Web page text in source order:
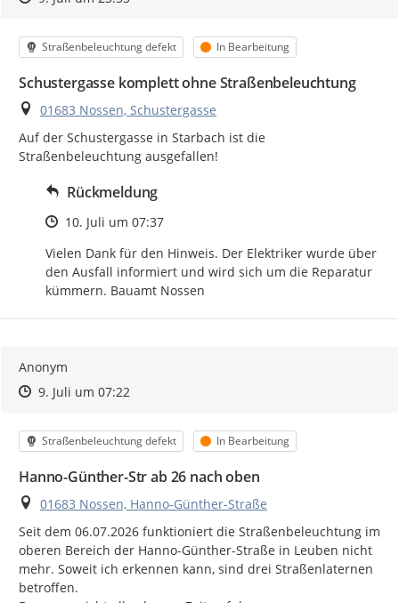
Kategorie
Straßenbeleuchtung defekt Status
In Bearbeitung
Schustergasse komplett ohne Straßenbeleuchtung
Ort
01683 Nossen, Schustergasse
Auf der Schustergasse in Starbach ist die
Straßenbeleuchtung ausgefallen!
Rückmeldung
Zeitpunkt des Erstellens
10. Juli um 07:37
Vielen Dank für den Hinweis. Der Elektriker wurde über
den Ausfall informiert und wird sich um die Reparatur
kümmern. Bauamt Nossen
Anonym
Zeitpunkt des Erstellens
Zeitpunkt des Erstellens
9. Juli um 07:22Zur Äußerung
Kategorie
Straßenbeleuchtung defekt Status
In Bearbeitung
Hanno-Günther-Str ab 26 nach oben
Ort
01683 Nossen, Hanno-Günther-Straße
Seit dem 06.07.2026 funktioniert die Straßenbeleuchtung im
oberen Bereich der Hanno-Günther-Straße in Leuben nicht
mehr. Soweit ich erkennen kann, sind drei Straßenlaternen
betroffen.